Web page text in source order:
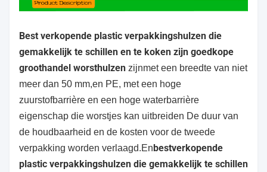
Best verkopende plastic verpakkingshulzen die
gemakkelijk te schillen en te koken zijn goedkope
groothandel worsthulzen zijnmet een breedte van niet
meer dan 50 mm,en PE, met een hoge
zuurstofbarrière en een hoge waterbarrière
eigenschap die worstjes kan uitbreiden De duur van
de houdbaarheid en de kosten voor de tweede
verpakking worden verlaagd.En bestverkopende
plastic verpakkingshulzen die gemakkelijk te schillen